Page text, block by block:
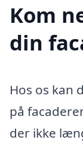
Kom
din
Hos os kan
på
der ikke